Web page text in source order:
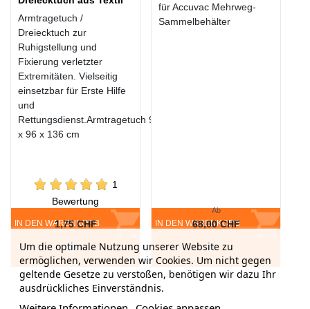
Armtragetuch /
Dreiecktuch zur
Ruhigstellung und
Fixierung verletzter
Extremitäten. Vielseitig
einsetzbar für Erste Hilfe
und
Rettungsdienst.Armtragetuch 96
x 96 x 136 cm
IN DEN WARENKORB
1,75 CHF
1
Bewertung
für Accuvac Mehrweg-
Sammelbehälter
IN DEN WARENKORB
Ab
68,00 CHF
Um die optimale Nutzung unserer Website zu
ermöglichen, verwenden wir Cookies. Um nicht gegen
geltende Gesetze zu verstoßen, benötigen wir dazu Ihr
ausdrückliches Einverständnis.